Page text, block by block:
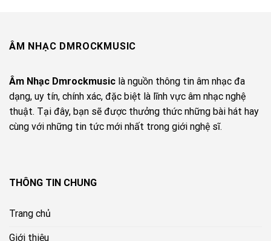
ÂM NHẠC DMROCKMUSIC
Âm Nhạc Dmrockmusic là nguồn thông tin âm nhạc đa
dạng, uy tín, chính xác, đặc biệt là lĩnh vực âm nhạc nghệ
thuật. Tại đây, bạn sẽ được thưởng thức những bài hát hay
cùng với những tin tức mới nhất trong giới nghệ sĩ.
THÔNG TIN CHUNG
Trang chủ
Giới thiệu